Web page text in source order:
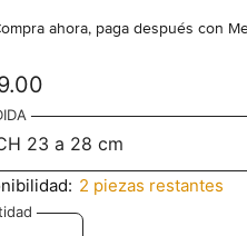
ahora, paga después con
2 piezas restantes